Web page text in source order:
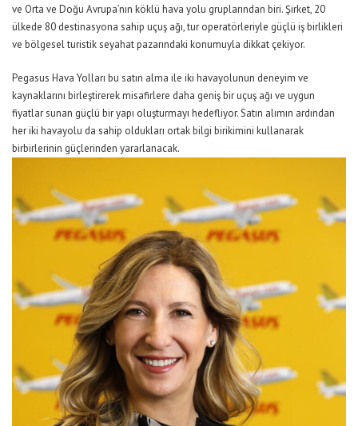
ve Orta ve Doğu Avrupa’nın köklü hava yolu gruplarından biri. Şirket, 20
ülkede 80 destinasyona sahip uçuş ağı, tur operatörleriyle güçlü iş birlikleri
ve bölgesel turistik seyahat pazarındaki konumuyla dikkat çekiyor.
Pegasus Hava Yolları bu satın alma ile iki havayolunun deneyim ve
kaynaklarını birleştirerek misafirlere daha geniş bir uçuş ağı ve uygun
fiyatlar sunan güçlü bir yapı oluşturmayı hedefliyor. Satın alımın ardından
her iki havayolu da sahip oldukları ortak bilgi birikimini kullanarak
birbirlerinin güçlerinden yararlanacak.